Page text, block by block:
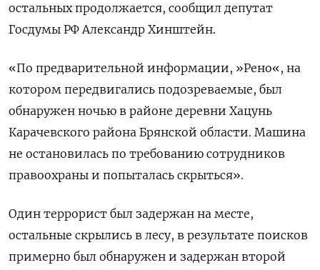
остальных продолжается, сообщил депутат
Госдумы РФ Александр Хинштейн.
«По предварительной информации, »Рено«, на
котором передвигались подозреваемые, был
обнаружен ночью в районе деревни Хацунь
Карачевского района Брянской области. Машина
не остановилась по требованию сотрудников
правоохраны и попыталась скрыться».
Один террорист был задержан на месте,
остальные скрылись в лесу, в результате поисков
примерно был обнаружен и задержан второй